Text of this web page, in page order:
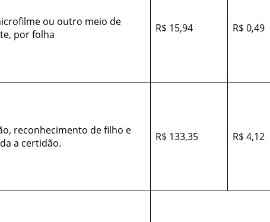
ou outro meio de
por folha
R$ 15,94 R$ 0,49
reconhecimento de filho e
a certidão.
R$ 133,35 R$ 4,12